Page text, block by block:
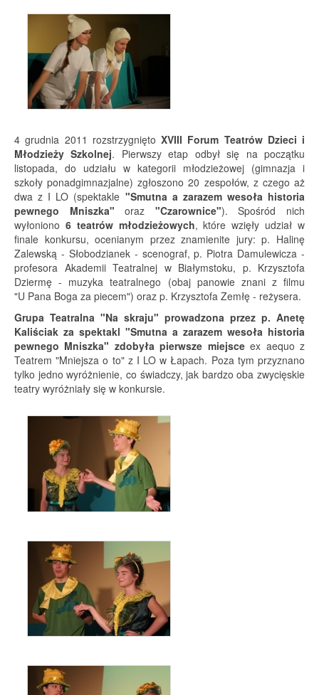
4 grudnia 2011 rozstrzygnięto XVIII Forum Teatrów Dzieci i
Młodzieży Szkolnej. Pierwszy etap odbył się na początku
listopada, do udziału w kategorii młodzieżowej (gimnazja i
szkoły ponadgimnazjalne) zgłoszono 20 zespołów, z czego aż
dwa z I LO (spektakle "Smutna a zarazem wesoła historia
pewnego Mniszka"oraz "Czarownice"). Spośród nich
wyłoniono 6 teatrów młodzieżowych, które wzięły udział w
finale konkursu, ocenianym przez znamienite jury: p. Halinę
Zalewską - Słobodzianek - scenograf, p. Piotra Damulewicza -
profesora Akademii Teatralnej w Białymstoku, p. Krzysztofa
Dziermę - muzyka teatralnego (obaj panowie znani z filmu
"U Pana Boga za piecem") oraz p. Krzysztofa Zemłę - reżysera.
Grupa Teatralna "Na skraju" prowadzona przez p. Anetę
Kaliściak za spektakl "Smutna a zarazem wesoła historia
pewnego Mniszka" zdobyła pierwsze miejsceex aequo z
Teatrem "Mniejsza o to" z I LO w Łapach. Poza tym przyznano
tylko jedno wyróżnienie, co świadczy, jak bardzo oba zwycięskie
teatry wyróżniały się w konkursie.